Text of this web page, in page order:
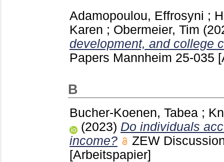
Adamopoulou, Effrosyni ;
Karen ; Obermeier, Tim
development, and college
Papers Mannheim 25-035
B
Bucher-Koenen, Tabea ;
(2023) Do individuals
income?
ZEW
[Arbeitspapier]